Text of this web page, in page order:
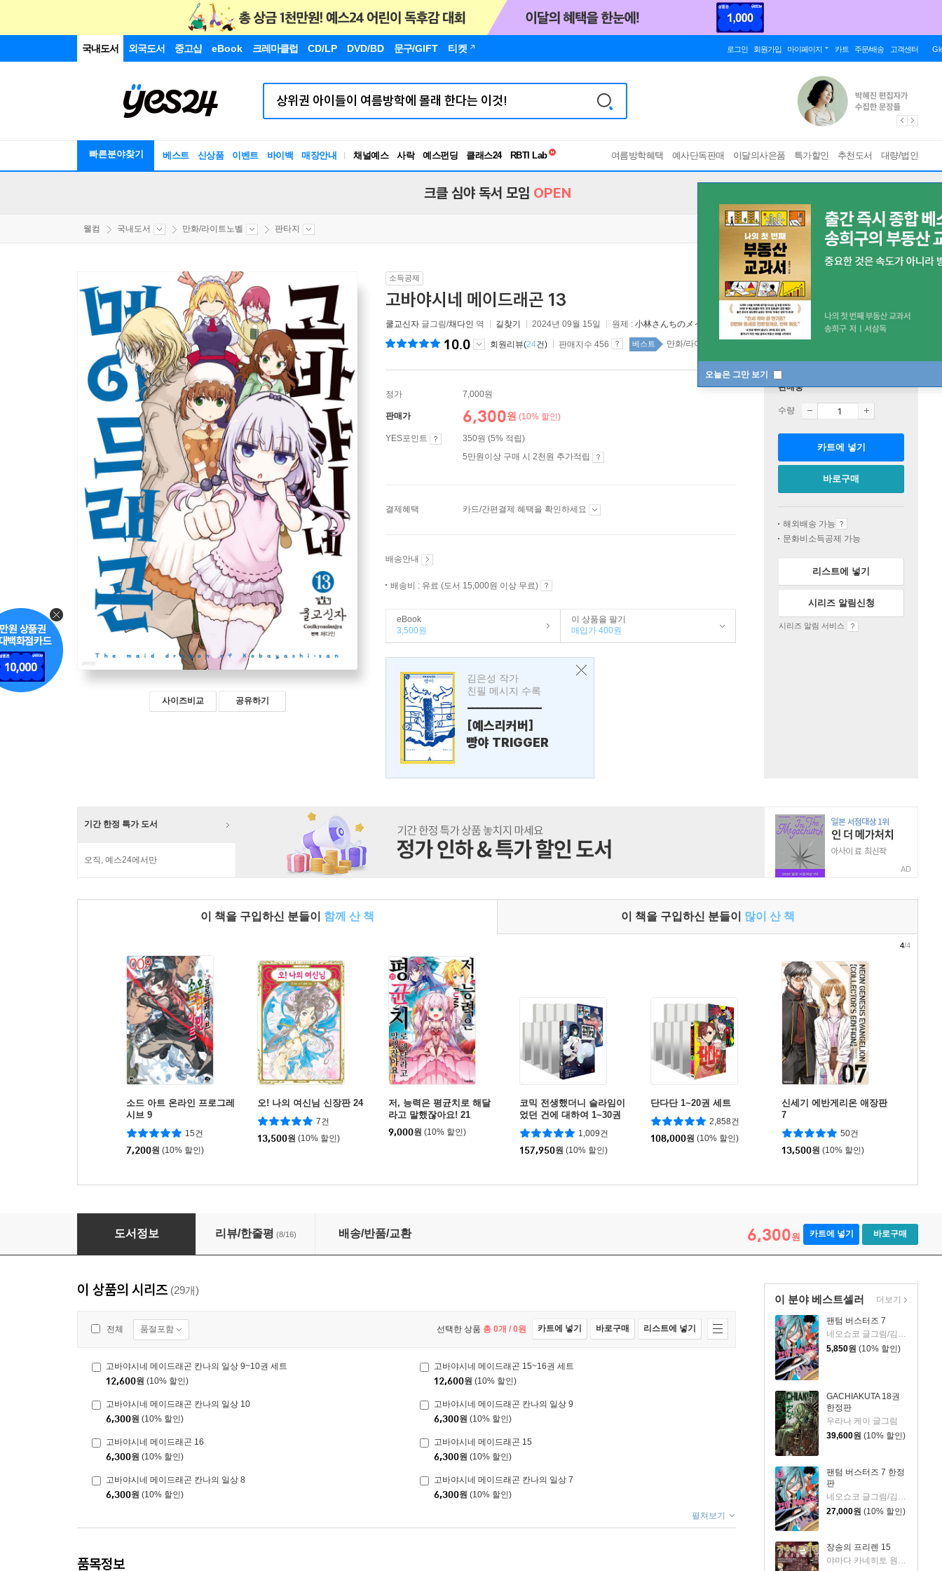
국내도서 외국도서 중고샵 eBook 크레마클럽 CD/LP DVD/BD 문구/GIFT 티켓 로그인 회원가입 마이페이지 카트 주문/배송 고객센터
빠른분야찾기 베스트 신상품 이벤트 바이백 매장안내 채널예스 사락 예스펀딩 클래스24
독서유형검사
여름방학혜택 예사단독판매 이달의사은품 특가할인 추천도서 대량/법인
오늘은 그만 보기
크클 심야 독서 모임 OPEN
웰컴 국내도서 만화/라이트노벨 판타지
사이즈비교 공유하기
소득공제
고바야시네 메이드래곤 13
쿨교신자 글그림/채다인 역 길찾기 2024년 09월 15일 원제 : 小林さんちのメイドラゴン
10.0 회원리뷰(24건) 판매지수 456 베스트 만화/라이트노벨 top100 1주
정가 7,000원
판매가 6,300원 (10% 할인)
YES포인트
350원 (5% 적립)
5만원이상 구매 시 2천원 추가적립
결제혜택 카드/간편결제 혜택을 확인하세요
배송안내
배송비 : 유료 (도서 15,000원 이상 무료)
eBook
3,500원
이 상품을 팔기
매입가 400원
김은성 작가
친필 메시지 수록
---------------
[예스리커버]
빵야 TRIGGER
판매중
수량
카트에 넣기
바로구매
해외배송 가능
문화비소득공제 가능
리스트에 넣기
시리즈 알림신청
시리즈 알림 서비스
기간 한정 특가 도서
오직, 예스24에서만
AD
이 책을 구입하신 분들이 함께 산 책 이 책을 구입하신 분들이 많이 산 책
소드 아트 온라인 프로그레
시브 9
15건
7,200원 (10% 할인)
오! 나의 여신님 신장판 24
7건
13,500원 (10% 할인)
저, 능력은 평균치로 해달
라고 말했잖아요! 21
9,000원 (10% 할인)
코믹 전생했더니 슬라임이
었던 건에 대하여 1~30권
세트
1,009건
157,950원 (10% 할인)
단다단 1~20권 세트
2,858건
108,000원 (10% 할인)
신세기 에반게리온 애장판
7
50건
13,500원 (10% 할인)
4/4
고바야시네 메이드래곤 13
도서정보 리뷰/한줄평 (8/16) 배송/반품/교환 6,300원 카트에 넣기 바로구매
이 분야 베스트셀러
팬텀 버스터즈 7
네오쇼코 글그림/김지혜 역
5,850원 (10% 할인)
GACHIAKUTA 18권
한정판
우라나 케이 글그림
39,600원 (10% 할인)
팬텀 버스터즈 7 한정
판
네오쇼코 글그림/김지혜 역
27,000원 (10% 할인)
장송의 프리렌 15
야마다 카네히토 원저/아베 츠카사 글그림
더보기
이 상품의 시리즈 (29개)
전체 품절포함 선택한 상품 총 0개 / 0원 카트에 넣기 바로구매 리스트에 넣기
고바야시네 메이드래곤 칸나의 일상 9~10권 세트
12,600원 (10% 할인)
고바야시네 메이드래곤 15~16권 세트
12,600원 (10% 할인)
고바야시네 메이드래곤 칸나의 일상 10
6,300원 (10% 할인)
고바야시네 메이드래곤 칸나의 일상 9
6,300원 (10% 할인)
고바야시네 메이드래곤 16
6,300원 (10% 할인)
고바야시네 메이드래곤 15
6,300원 (10% 할인)
고바야시네 메이드래곤 칸나의 일상 8
6,300원 (10% 할인)
고바야시네 메이드래곤 칸나의 일상 7
6,300원 (10% 할인)
펼쳐보기
품목정보